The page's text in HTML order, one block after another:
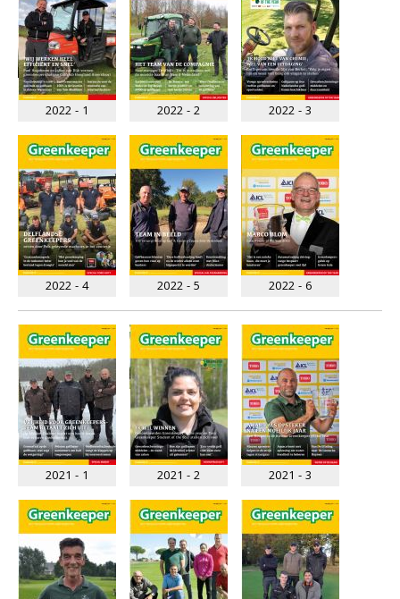
2022 - 1 2022 - 2 2022 - 3
2022 - 4 2022 - 5 2022 - 6
2021 - 1 2021 - 2 2021 - 3